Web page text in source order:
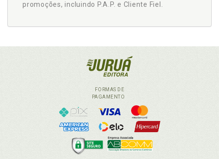
promoções, incluindo P.A.P. e Cliente Fiel.
FORMAS DE
PAGAMENTO